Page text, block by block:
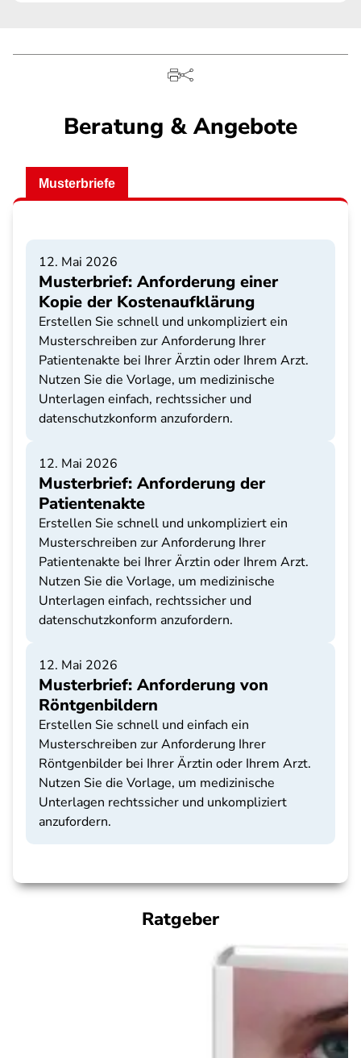
Beratung & Angebote
Musterbriefe
12. Mai 2026
Musterbrief: Anforderung einer
Kopie der Kostenaufklärung
Erstellen Sie schnell und unkompliziert ein
Musterschreiben zur Anforderung Ihrer
Patientenakte bei Ihrer Ärztin oder Ihrem Arzt.
Nutzen Sie die Vorlage, um medizinische
Unterlagen einfach, rechtssicher und
datenschutzkonform anzufordern.
12. Mai 2026
Musterbrief: Anforderung der
Patientenakte
Erstellen Sie schnell und unkompliziert ein
Musterschreiben zur Anforderung Ihrer
Patientenakte bei Ihrer Ärztin oder Ihrem Arzt.
Nutzen Sie die Vorlage, um medizinische
Unterlagen einfach, rechtssicher und
datenschutzkonform anzufordern.
12. Mai 2026
Musterbrief: Anforderung von
Röntgenbildern
Erstellen Sie schnell und einfach ein
Musterschreiben zur Anforderung Ihrer
Röntgenbilder bei Ihrer Ärztin oder Ihrem Arzt.
Nutzen Sie die Vorlage, um medizinische
Unterlagen rechtssicher und unkompliziert
anzufordern.
Ratgeber